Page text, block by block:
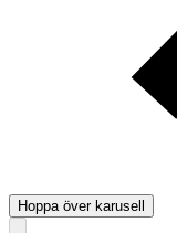
Hoppa över karusell